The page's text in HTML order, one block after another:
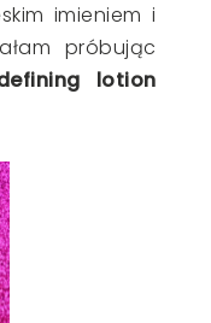
imieniem i
próbując
lotion